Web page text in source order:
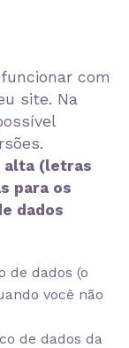
com
site. Na
alta (letras
para os
dados
de dados (o
você não
de dados da